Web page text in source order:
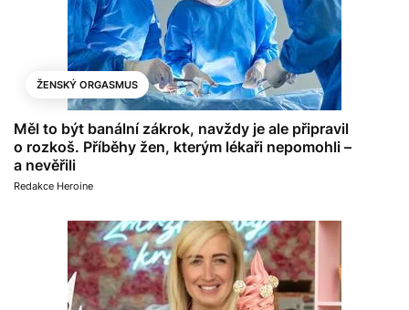
ŽENSKÝ ORGASMUS
Měl to být banální zákrok, navždy je ale připravil
o rozkoš. Příběhy žen, kterým lékaři nepomohli –
a nevěřili
Redakce Heroine